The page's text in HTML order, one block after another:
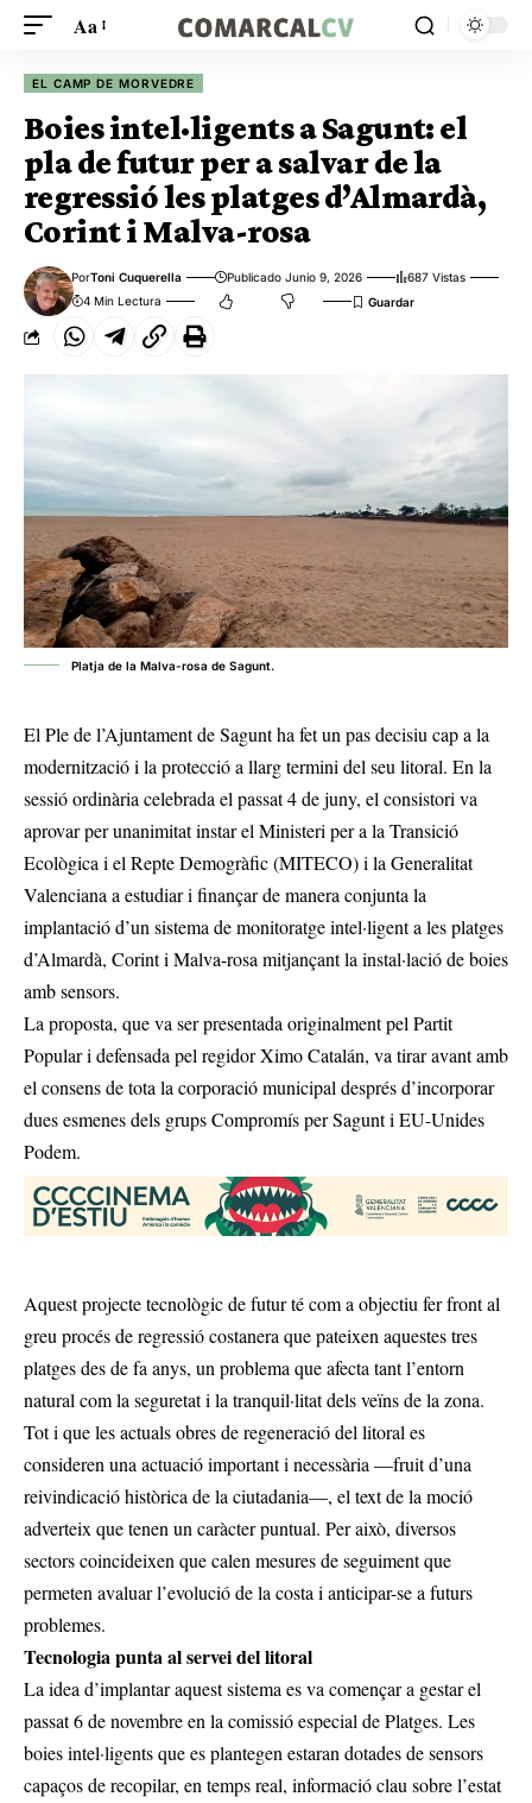
Aa
EL CAMP DE MORVEDRE
Boies intel·ligents a Sagunt: el
pla de futur per a salvar de la
regressió les platges d’Almardà,
Corint i Malva-rosa
PorToni Cuquerella Publicado Junio 9, 2026
687 Vistas
4 Min Lectura
Platja de la Malva-rosa de Sagunt.
El Ple de l’Ajuntament de Sagunt ha fet un pas decisiu cap a la
modernització i la protecció a llarg termini del seu litoral. En la
sessió ordinària celebrada el passat 4 de juny, el consistori va
aprovar per unanimitat instar el Ministeri per a la Transició
Ecològica i el Repte Demogràfic (MITECO) i la Generalitat
Valenciana a estudiar i finançar de manera conjunta la
implantació d’un sistema de monitoratge intel·ligent a les platges
d’Almardà, Corint i Malva-rosa mitjançant la instal·lació de boies
amb sensors.
La proposta, que va ser presentada originalment pel Partit
Popular i defensada pel regidor Ximo Catalán, va tirar avant amb
el consens de tota la corporació municipal després d’incorporar
dues esmenes dels grups Compromís per Sagunt i EU-Unides
Podem.
Aquest projecte tecnològic de futur té com a objectiu fer front al
greu procés de regressió costanera que pateixen aquestes tres
platges des de fa anys, un problema que afecta tant l’entorn
natural com la seguretat i la tranquil·litat dels veïns de la zona.
Tot i que les actuals obres de regeneració del litoral es
consideren una actuació important i necessària —fruit d’una
reivindicació històrica de la ciutadania—, el text de la moció
adverteix que tenen un caràcter puntual. Per això, diversos
sectors coincideixen que calen mesures de seguiment que
permeten avaluar l’evolució de la costa i anticipar-se a futurs
problemes.
Tecnologia punta al servei del litoral
La idea d’implantar aquest sistema es va començar a gestar el
passat 6 de novembre en la comissió especial de Platges. Les
boies intel·ligents que es plantegen estaran dotades de sensors
capaços de recopilar, en temps real, informació clau sobre l’estat